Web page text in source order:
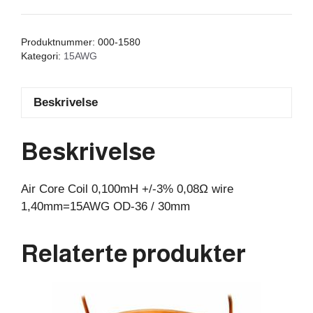
Coil
antall
Produktnummer: 000-1580
Kategori: 15AWG
Beskrivelse
Beskrivelse
Air Core Coil 0,100mH +/-3% 0,08Ω wire
1,40mm=15AWG OD-36 / 30mm
Relaterte produkter